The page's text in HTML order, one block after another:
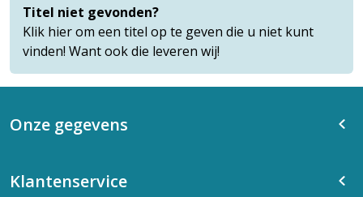
Titel niet gevonden?
Klik hier om een titel op te geven die u niet kunt
vinden! Want ook die leveren wij!
Onze gegevens
Klantenservice